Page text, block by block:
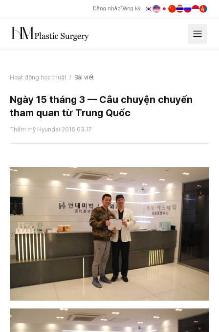
Đăng nhậpĐăng ký
Hoạt động học thuật / Bài viết
Ngày 15 tháng 3 — Câu chuyện chuyến
tham quan từ Trung Quốc
Thẩm mỹ Hyundai·2016.03.17